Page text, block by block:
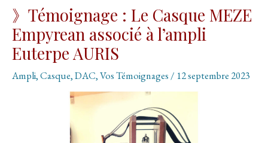
》Témoignage : Le Casque MEZE
Empyrean associé à l’ampli
Euterpe AURIS
Ampli,Casque,DAC,Vos Témoignages / 12 septembre 2023